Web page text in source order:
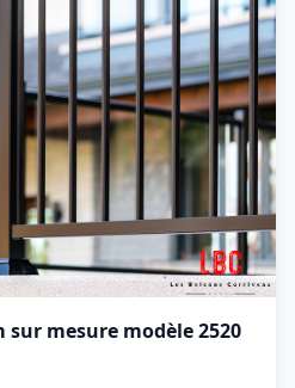
mesure modèle 2520